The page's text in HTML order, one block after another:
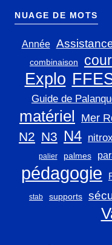
NUAGE DE MOTS
Année
combinaison
Explo
Guide de
matériel Mer
N2 N3 N4 nitrox
palier palmes
pédagogie
stab supports